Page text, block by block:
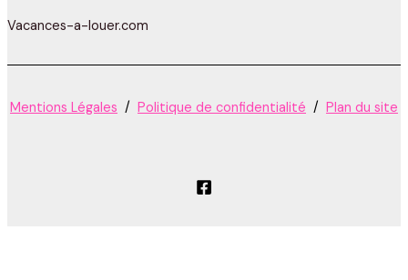
Vacances-a-louer.com
Mentions Légales / Politique de confidentialité / Plan du site